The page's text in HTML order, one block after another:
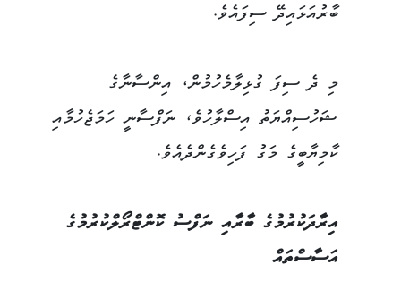
ބާރުއަޅައިދޭ ސިފައެވެ.
މި ދެ ސިފަ ގުޅިލާމެހުމުން، އިންސާނާގެ
ޝަހުސިއްޔަތު އިސްލާހުވެ، ނަފްސާނީ ހަމަޖެހުމާއި
ކާމިޔާބީގެ މަގު ފަހިވެގެންދެއެވެ.
އިރާދަކުރުމުގެ ބާރާއި ނަފްސު ކޮންޓްރޯލްކުރުމުގެ
އަސާސްތައް